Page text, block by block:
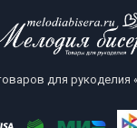
для рукоделия